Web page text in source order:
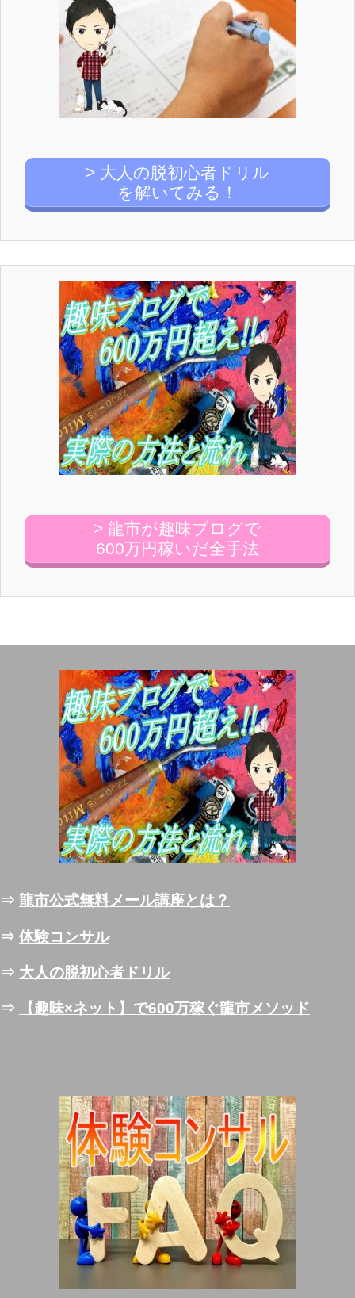
> 大人の脱初心者ドリル
を解いてみる！
> 龍市が趣味ブログで
600万円稼いだ全手法
⇒ 龍市公式無料メール講座とは？
⇒ 体験コンサル
⇒ 大人の脱初心者ドリル
⇒ 【趣味×ネット】で600万稼ぐ龍市メソッド